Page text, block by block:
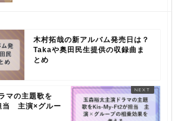
木村拓哉の新アルバム発売日は？
Takaや奥田民生提供の収録曲ま
とめ
マの主題歌を
主演×グルー